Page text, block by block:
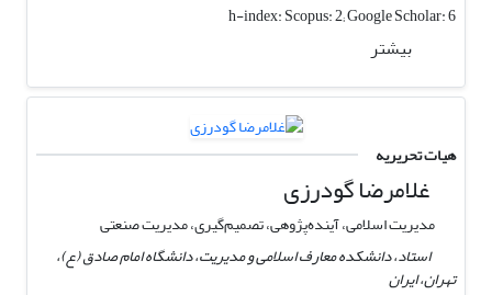
h-index:Scopus: 2; Google Scholar: 6
بیشتر
هیات تحریریه
غلامرضا گودرزی
مدیریت اسلامی، آینده‌پژوهی، تصمیم‌گیری، مدیریت صنعتی
استاد، دانشکده معارف اسلامی و مدیریت، دانشگاه امام صادق (ع)،
تهران، ایران